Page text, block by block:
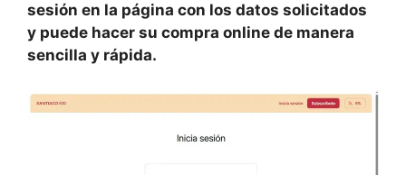
sesión en la página con los datos solicitados
y puede hacer su compra online de manera
sencilla y rápida.